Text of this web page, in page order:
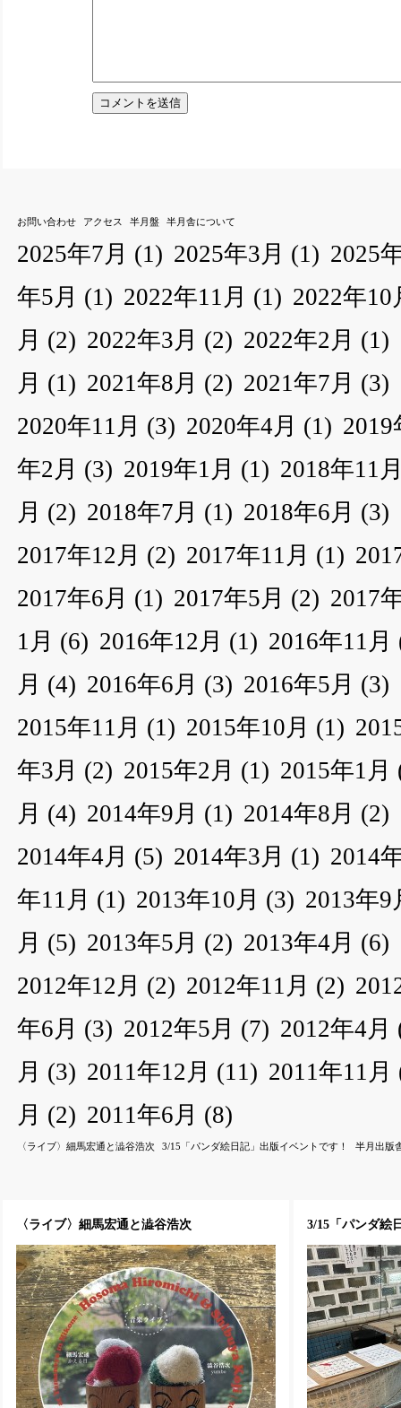
お問い合わせ アクセス 半月盤 半月舎について
2025年7月 (1) 2025年3月 (1) 2025
年5月 (1) 2022年11月 (1) 2022年10
月 (2) 2022年3月 (2) 2022年2月 (1)
月 (1) 2021年8月 (2) 2021年7月 (3)
2020年11月 (3) 2020年4月 (1) 2019
年2月 (3) 2019年1月 (1) 2018年11
月 (2) 2018年7月 (1) 2018年6月 (3)
2017年12月 (2) 2017年11月 (1)
2017年6月 (1) 2017年5月 (2) 2017
1月 (6) 2016年12月 (1) 2016年11月
月 (4) 2016年6月 (3) 2016年5月 (3)
2015年11月 (1) 2015年10月 (1)
年3月 (2) 2015年2月 (1) 2015年1月
月 (4) 2014年9月 (1) 2014年8月 (2)
2014年4月 (5) 2014年3月 (1) 2014
年11月 (1) 2013年10月 (3) 2013年9
月 (5) 2013年5月 (2) 2013年4月 (6)
2012年12月 (2) 2012年11月 (2)
年6月 (3) 2012年5月 (7) 2012年4月
月 (3) 2011年12月 (11) 2011年11月
月 (2) 2011年6月 (8)
〈ライブ〉細馬宏通と澁谷浩次 3/15「パンダ絵日記」出版イベントです！ 半月出版
〈ライブ〉細馬宏通と澁谷浩次 3/15「パンダ絵